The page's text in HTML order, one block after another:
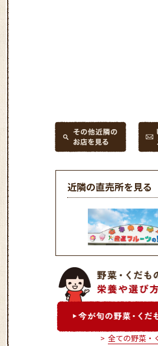
近隣の直売所を見る
フルーツの里
全ての野菜・